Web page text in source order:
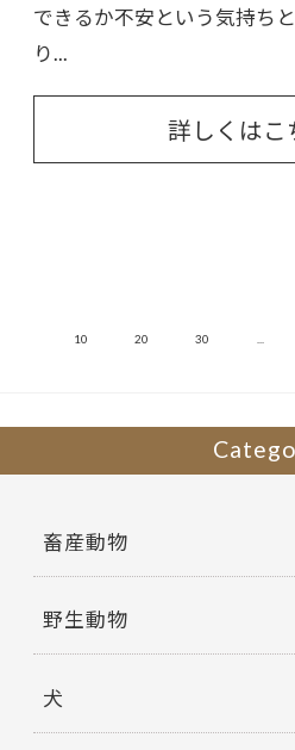
できるか不安という気持ち
り...
詳しくはこ
10 20 30
畜産動物
野生動物
犬